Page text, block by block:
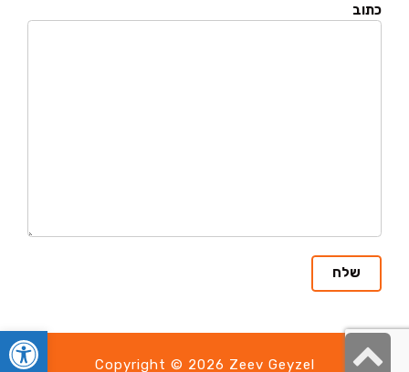
פתח
כתוב
Copyright © 2026 Zeev Geyzel
גלילה